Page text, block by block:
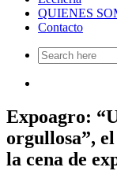
QUIENES
Contacto
Search
for:
Expoagro:
orgullosa”,
la cena de